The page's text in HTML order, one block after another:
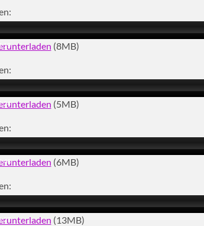
(8MB)
(5MB)
(6MB)
(13MB)